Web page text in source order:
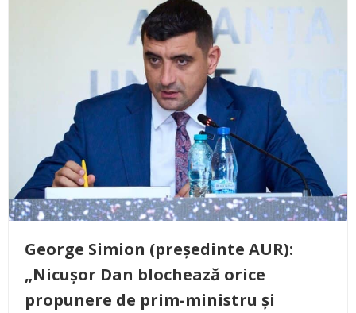
George Simion (președinte AUR):
„Nicușor Dan blochează orice
propunere de prim-ministru și